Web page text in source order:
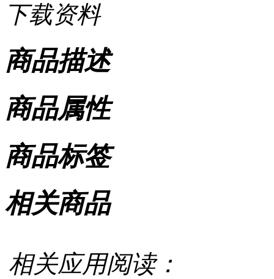
下载资料
商品描述
商品属性
商品标签
相关商品
相关应用阅读：